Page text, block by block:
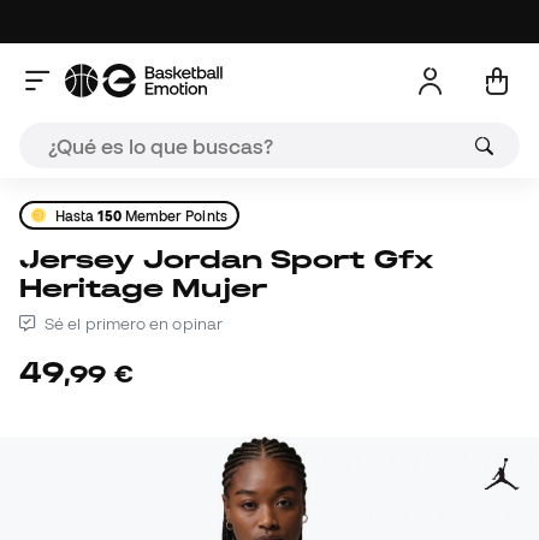
Hasta150Member Points
Jersey Jordan Sport Gfx
Heritage Mujer
Sé el primero en opinar
49,99 €